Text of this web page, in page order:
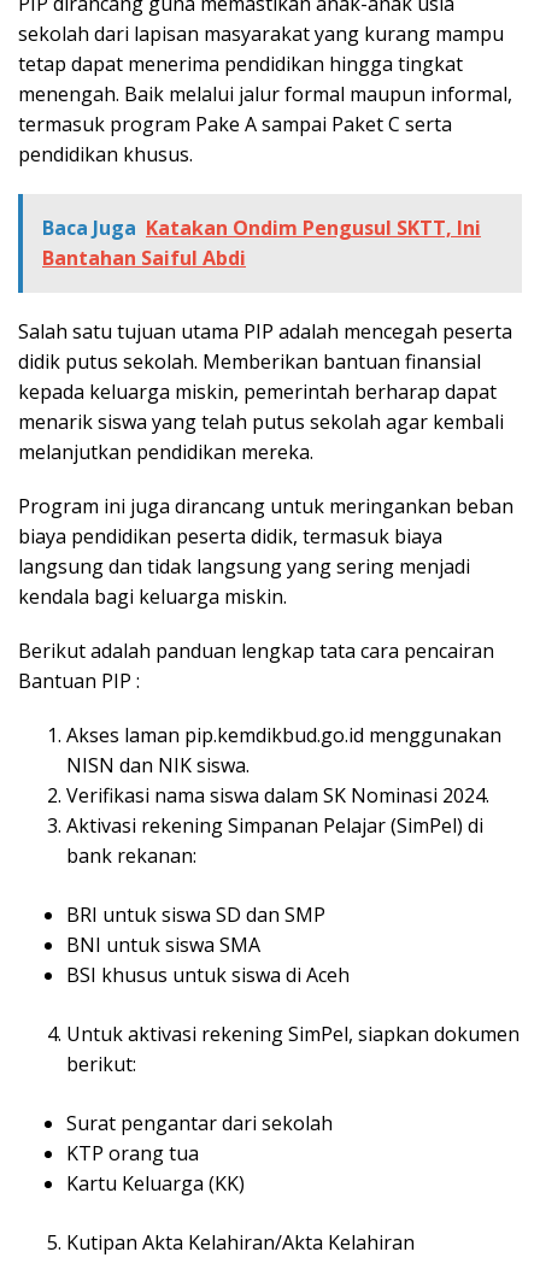
sekolah dari lapisan masyarakat yang kurang mampu
tetap dapat menerima pendidikan hingga tingkat
menengah. Baik melalui jalur formal maupun informal,
termasuk program Pake A sampai Paket C serta
pendidikan khusus.
Baca Juga Katakan Ondim Pengusul SKTT, Ini
Bantahan Saiful Abdi
Salah satu tujuan utama PIP adalah mencegah peserta
didik putus sekolah. Memberikan bantuan finansial
kepada keluarga miskin, pemerintah berharap dapat
menarik siswa yang telah putus sekolah agar kembali
melanjutkan pendidikan mereka.
Program ini juga dirancang untuk meringankan beban
biaya pendidikan peserta didik, termasuk biaya
langsung dan tidak langsung yang sering menjadi
kendala bagi keluarga miskin.
Berikut adalah panduan lengkap tata cara pencairan
Bantuan PIP :
Akses laman pip.kemdikbud.go.id menggunakan
NISN dan NIK siswa.
Verifikasi nama siswa dalam SK Nominasi 2024.
Aktivasi rekening Simpanan Pelajar (SimPel) di
bank rekanan:
BRI untuk siswa SD dan SMP
BNI untuk siswa SMA
BSI khusus untuk siswa di Aceh
Untuk aktivasi rekening SimPel, siapkan dokumen
berikut:
Surat pengantar dari sekolah
KTP orang tua
Kartu Keluarga (KK)
Kutipan Akta Kelahiran/Akta Kelahiran